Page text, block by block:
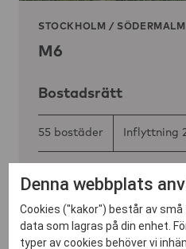
STOCKHOLM / SÖDERMALM
M6
Bostadsrätt
55 bostäder Inflyttning
GENOMFÖRT
Denna webbplats
Cookies ("kakor") består av
data som lagras på din enhet.
typer av cookies behöver vi